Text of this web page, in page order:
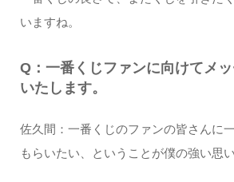
いますね。
Q：⼀番くじファンに向けてメ
いたします。
佐久間：⼀番くじのファンの皆さんに
もらいたい、ということが僕の強い思い